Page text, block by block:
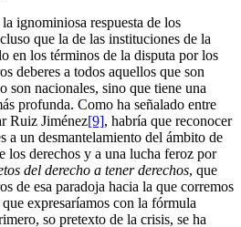
ignominiosa respuesta de los
que la de las instituciones de la
en los términos de la disputa por los
deberes a todos aquellos que son
son nacionales, sino que tiene una
profunda. Como ha señalado entre
Ruiz Jiménez[9], habría que reconocer
a un desmantelamiento del ámbito de
los derechos y a una lucha feroz por
del derecho a tener derechos, que
de esa paradoja hacia la que corremos
expresaríamos con la fórmula
so pretexto de la crisis, se ha